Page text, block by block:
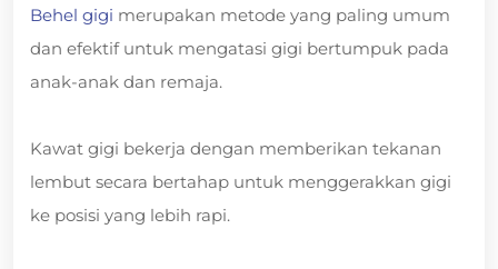
Behel gigi merupakan metode yang paling umum
dan efektif untuk mengatasi gigi bertumpuk pada
anak-anak dan remaja.
Kawat gigi bekerja dengan memberikan tekanan
lembut secara bertahap untuk menggerakkan gigi
ke posisi yang lebih rapi.